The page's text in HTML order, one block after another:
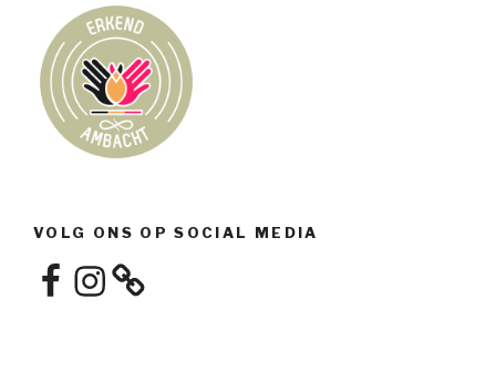
VOLG ONS OP SOCIAL MEDIA
FacebookInstagram